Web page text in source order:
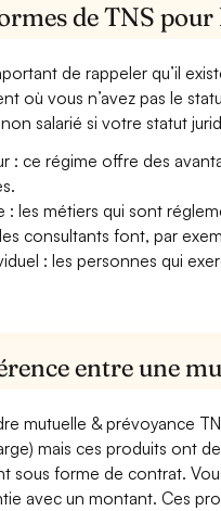
de TNS
de rappeler qu’il
où vous n’avez pas le
salarié si votre statut
: ce régime offre des
: les métiers qui sont
consultants font, par
: les personnes qui
entre une
mutuelle & prévoyance
mais ces produits ont
sous forme de contrat.
avec un montant. Ces